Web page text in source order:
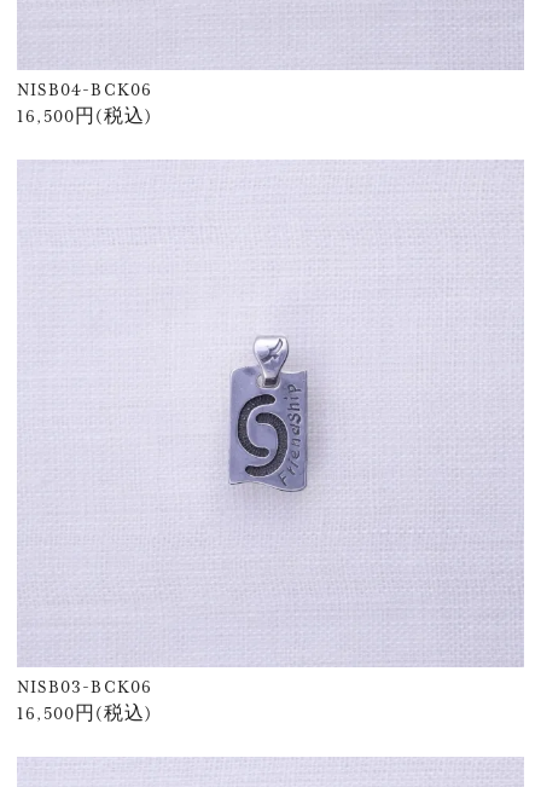
NISB04-BCK06
16,500円(税込)
NISB03-BCK06
16,500円(税込)